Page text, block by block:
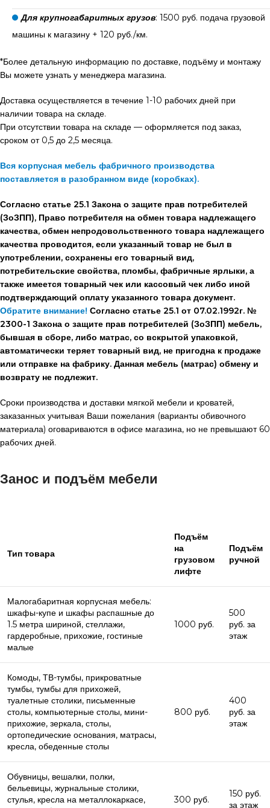
Для крупногабаритных грузов: 1500 руб. подача грузовой
машины к магазину + 120 руб./км.
*Более детальную информацию по доставке, подъёму и монтажу
Вы можете узнать у менеджера магазина.
Доставка осуществляется в течение 1-10 рабочих дней при
наличии товара на складе.
При отсутствии товара на складе — оформляется под заказ,
сроком от 0,5 до 2,5 месяца.
Вся корпусная мебель фабричного производства
поставляется в разобранном виде (коробках).
Согласно статье 25.1 Закона о защите прав потребителей
(ЗоЗПП), Право потребителя на обмен товара надлежащего
качества, обмен непродовольственного товара надлежащего
качества проводится, если указанный товар не был в
употреблении, сохранены его товарный вид,
потребительские свойства, пломбы, фабричные ярлыки, а
также имеется товарный чек или кассовый чек либо иной
подтверждающий оплату указанного товара документ.
Обратите внимание! Согласно статье 25.1 от 07.02.1992г. №
2300-1 Закона о защите прав потребителей (ЗоЗПП) мебель,
бывшая в сборе, либо матрас, со вскрытой упаковкой,
автоматически теряет товарный вид, не пригодна к продаже
или отправке на фабрику. Данная мебель (матрас) обмену и
возврату не подлежит.
Сроки производства и доставки мягкой мебели и кроватей,
заказанных учитывая Ваши пожелания (варианты обивочного
материала) оговариваются в офисе магазина, но не превышают 60
рабочих дней.
Занос и подъём мебели
Тип товара
Подъём
на
грузовом
лифте
Подъём
ручной
Малогабаритная корпусная мебель:
шкафы-купе и шкафы распашные до
1.5 метра шириной, стеллажи,
гардеробные, прихожие, гостиные
малые
1000 руб.
500
руб. за
этаж
Комоды, ТВ-тумбы, прикроватные
тумбы, тумбы для прихожей,
туалетные столики, письменные
столы, компьютерные столы, мини-
прихожие, зеркала, столы,
ортопедические основания, матрасы,
кресла, обеденные столы
800 руб.
400
руб. за
этаж
Обувницы, вешалки, полки,
бельевицы, журнальные столики,
стулья, кресла на металлокаркасе,
300 руб.
150 руб.
за этаж